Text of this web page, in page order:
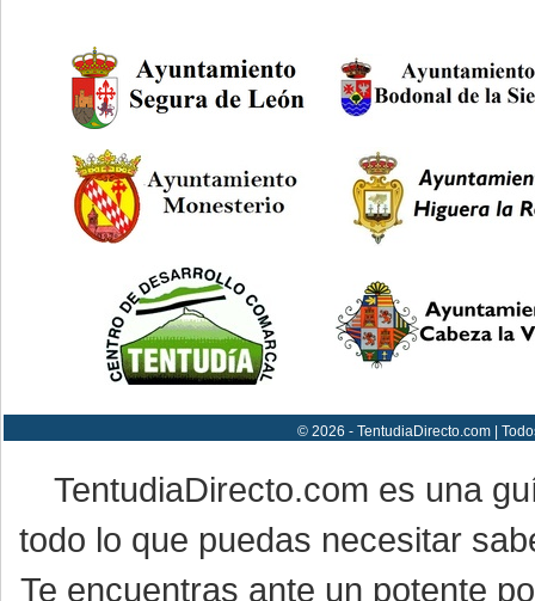
© 2026 - TentudiaDirecto.com |
TentudiaDirecto.com es una
todo lo que puedas necesitar
Te encuentras ante un potente